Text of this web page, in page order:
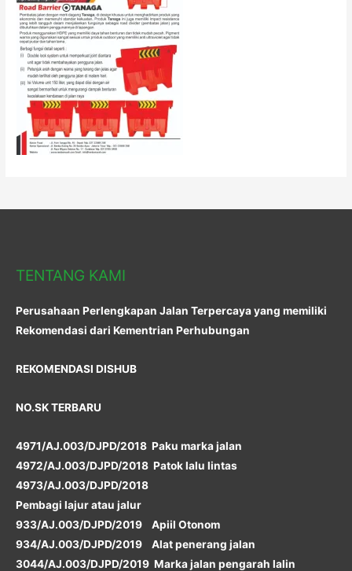
TENTANG KAMI
Perusahaan Perlengkapan Jalan Terpercaya yang memiliki
Rekomendasi dari Kementrian Perhubungan
REKOMENDASI DISHUB
NO.SK TERBARU
4971/AJ.003/DJPD/2018 Paku marka jalan
4972/AJ.003/DJPD/2018 Patok lalu lintas
4973/AJ.003/DJPD/2018
Pembagi lajur atau jalur
933/AJ.003/DJPD/2019 Apiil Otonom
934/AJ.003/DJPD/2019 Alat penerang jalan
3044/AJ.003/DJPD/2019 Marka jalan pengarah lalin